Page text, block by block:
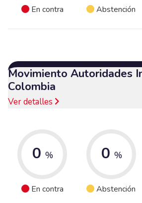
En contra Abstención
Movimiento Autoridades
Colombia
Ver detalles
0 %
En contra
0 %
Abstención